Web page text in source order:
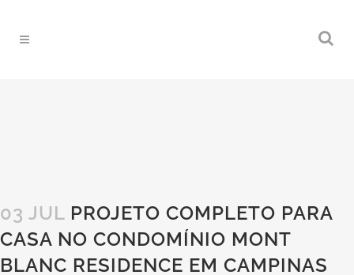
03 JUL PROJETO COMPLETO PARA
CASA NO CONDOMÍNIO MONT
BLANC RESIDENCE EM CAMPINAS